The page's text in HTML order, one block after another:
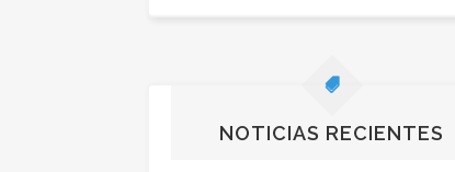
NOTICIAS RECIENTES